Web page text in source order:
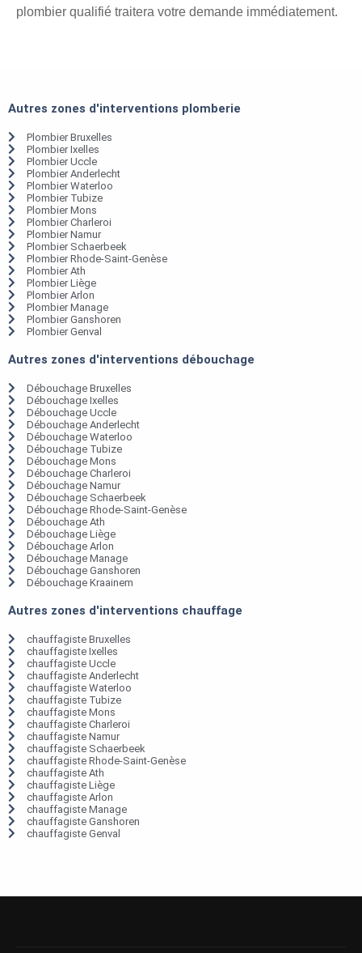
plombier qualifié traitera votre demande immédiatement.
Autres zones d'interventions plomberie
Plombier Bruxelles
Plombier Ixelles
Plombier Uccle
Plombier Anderlecht
Plombier Waterloo
Plombier Tubize
Plombier Mons
Plombier Charleroi
Plombier Namur
Plombier Schaerbeek
Plombier Rhode-Saint-Genèse
Plombier Ath
Plombier Liège
Plombier Arlon
Plombier Manage
Plombier Ganshoren
Plombier Genval
Autres zones d'interventions débouchage
Débouchage Bruxelles
Débouchage Ixelles
Débouchage Uccle
Débouchage Anderlecht
Débouchage Waterloo
Débouchage Tubize
Débouchage Mons
Débouchage Charleroi
Débouchage Namur
Débouchage Schaerbeek
Débouchage Rhode-Saint-Genèse
Débouchage Ath
Débouchage Liège
Débouchage Arlon
Débouchage Manage
Débouchage Ganshoren
Débouchage Kraainem
Autres zones d'interventions chauffage
chauffagiste Bruxelles
chauffagiste Ixelles
chauffagiste Uccle
chauffagiste Anderlecht
chauffagiste Waterloo
chauffagiste Tubize
chauffagiste Mons
chauffagiste Charleroi
chauffagiste Namur
chauffagiste Schaerbeek
chauffagiste Rhode-Saint-Genèse
chauffagiste Ath
chauffagiste Liège
chauffagiste Arlon
chauffagiste Manage
chauffagiste Ganshoren
chauffagiste Genval